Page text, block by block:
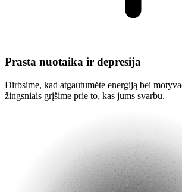
Prasta nuotaika ir depresija
Dirbsime, kad atgautumėte energiją bei
žingsniais grįšime prie to, kas jums svarbu.